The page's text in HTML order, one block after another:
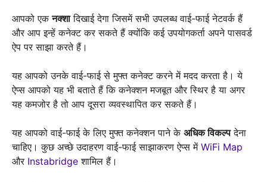
आपको एकनक्शादिखाई देगा जिसमें सभी उपलब्ध वाई-फाई नेटवर्क हैं
और आप इन्हें कनेक्ट कर सकते हैं क्योंकि कई उपयोगकर्ता अपने पासवर्ड
ऐप पर साझा करते हैं।
यह आपको उनके वाई-फाई से मुफ्त कनेक्ट करने में मदद करता है। ये
ऐप्स आपको यह भी बताते हैं कि कनेक्शन मजबूत और स्थिर है या अगर
यह कमजोर है तो आप दूसरा व्यवस्थापित कर सकते हैं।
यह आपको वाई-फाई के लिए मुफ्त कनेक्शन पाने के अधिक विकल्पदेना
चाहिए। कुछ अच्छे उदाहरण वाई-फाई साझाकरण ऐप्स में WiFi Map
और Instabridge शामिल हैं।